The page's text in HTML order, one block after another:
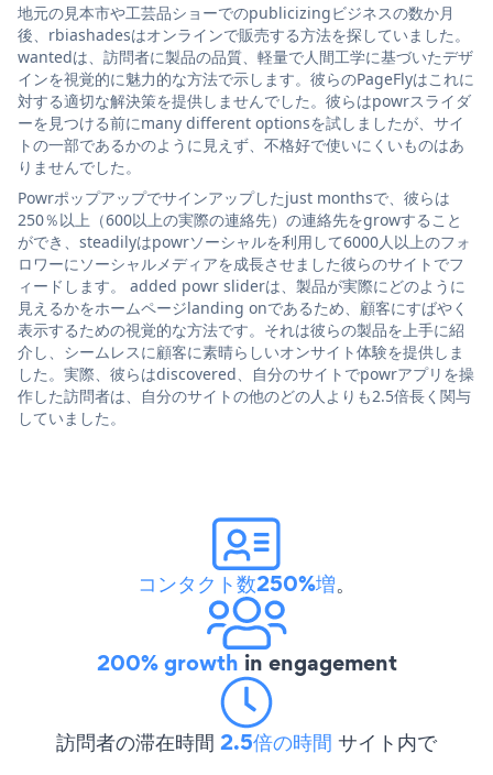
地元の見本市や工芸品ショーでのpublicizingビジネスの数か月
後、rbiashadesはオンラインで販売する方法を探していました。
wantedは、訪問者に製品の品質、軽量で人間工学に基づいたデザ
インを視覚的に魅力的な方法で示します。彼らのPageFlyはこれに
対する適切な解決策を提供しませんでした。彼らはpowrスライダ
ーを見つける前にmany different optionsを試しましたが、サイ
トの一部であるかのように見えず、不格好で使いにくいものはあ
りませんでした。
Powrポップアップでサインアップしたjust monthsで、彼らは
250％以上（600以上の実際の連絡先）の連絡先をgrowすること
ができ、steadilyはpowrソーシャルを利用して6000人以上のフォ
ロワーにソーシャルメディアを成長させました彼らのサイトでフ
ィードします。 added powr sliderは、製品が実際にどのように
見えるかをホームページlanding onであるため、顧客にすばやく
表示するための視覚的な方法です。それは彼らの製品を上手に紹
介し、シームレスに顧客に素晴らしいオンサイト体験を提供しま
した。実際、彼らはdiscovered、自分のサイトでpowrアプリを操
作した訪問者は、自分のサイトの他のどの人よりも2.5倍長く関与
していました。
コンタクト数250%増。
200% growth in engagement
訪問者の滞在時間 2.5倍の時間 サイト内で